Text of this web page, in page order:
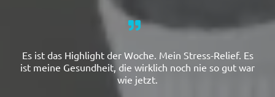
Es ist das Highlight der Woche. Mein Stress-Relief. Es
ist meine Gesundheit, die wirklich noch nie so gut war
wie jetzt.